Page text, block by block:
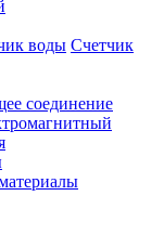
воды Счетчик
соединение